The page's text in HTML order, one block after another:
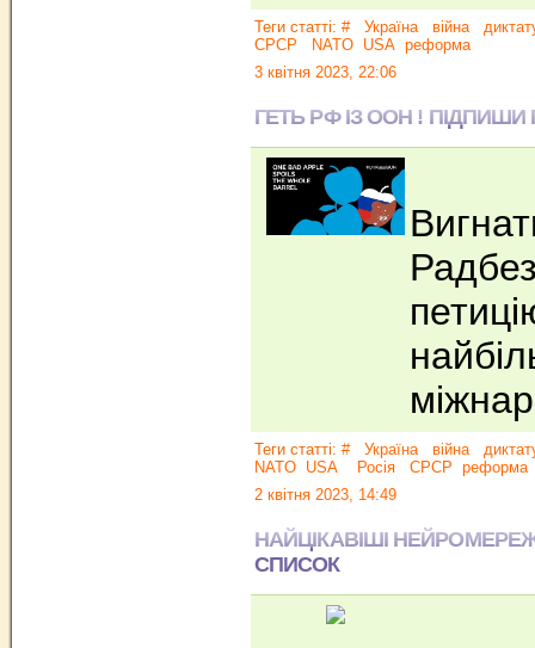
Теги статті: # Україна війна
СРСР
NATO USA реформа
3 квітня 2023, 22:06
ГЕТЬ РФ ІЗ ООН ! ПІДПИШИ
Теги статті: # Україна війна
NATO USA Росія СРСР реформа
2 квітня 2023, 14:49
НАЙЦІКАВІШІ
СПИСОК